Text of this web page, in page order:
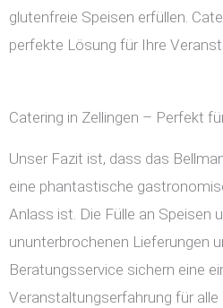
glutenfreie Speisen erfüllen.
perfekte Lösung für Ihre
Catering in Zellingen – Perfekt
Unser Fazit ist, dass das
eine phantastische
Anlass ist. Die Fülle an Speisen
ununterbrochenen Lieferungen
Beratungsservice sichern eine
Veranstaltungserfahrung für alle